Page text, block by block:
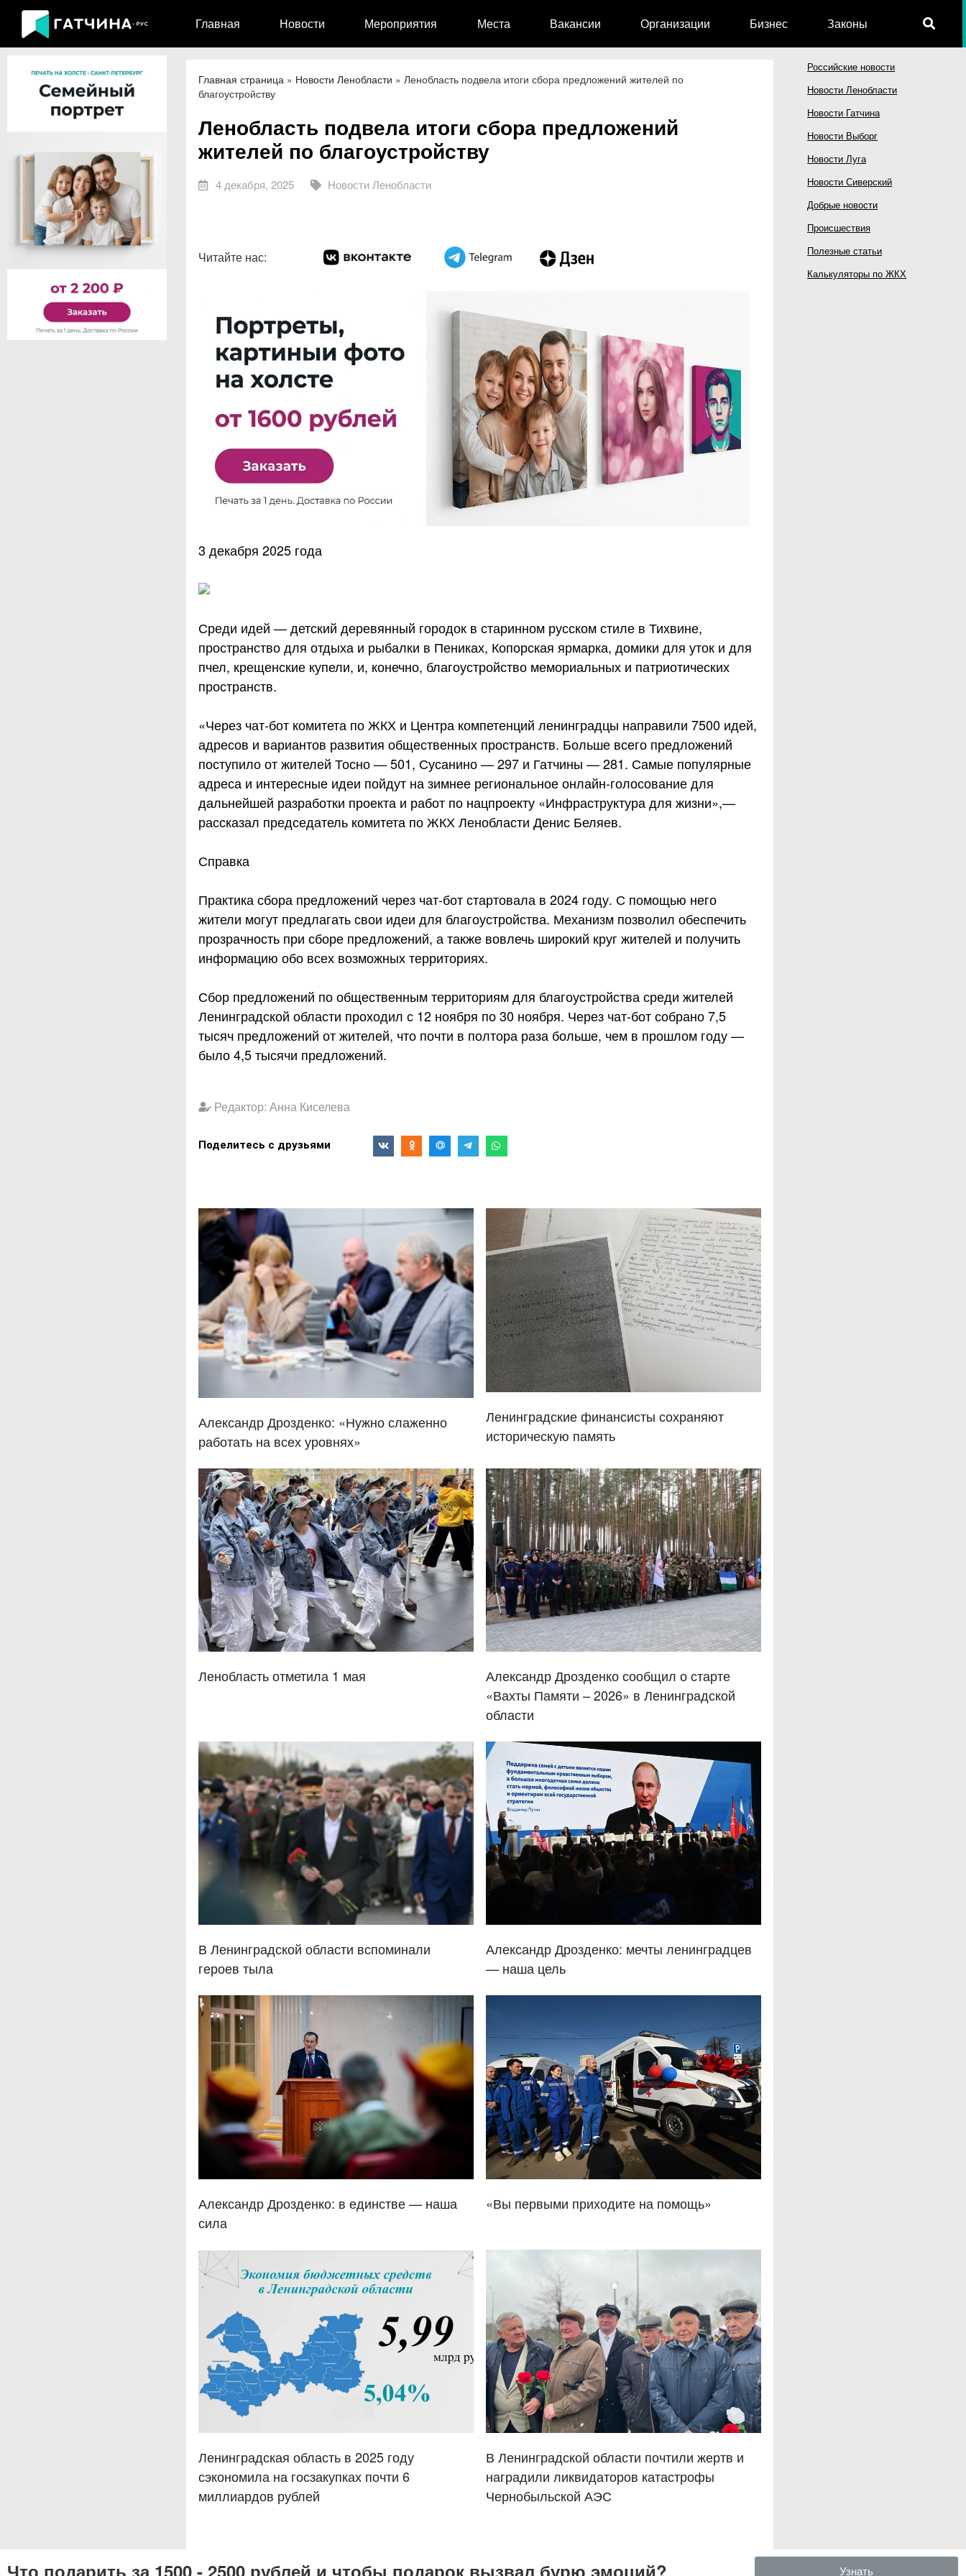
Главная Новости Мероприятия Места Вакансии Организации Бизнес Законы
Главная страница» Новости Ленобласти » Ленобласть подвела итоги сбора предложений жителей по
благоустройству
Ленобласть подвела итоги сбора предложений
жителей по благоустройству
4 декабря, 2025 Новости Ленобласти
Читайте нас:
3 декабря 2025 года
Среди идей — детский деревянный городок в старинном русском стиле в Тихвине,
пространство для отдыха и рыбалки в Пениках, Копорская ярмарка, домики для уток и для
пчел, крещенские купели, и, конечно, благоустройство мемориальных и патриотических
пространств.
«Через чат-бот комитета по ЖКХ и Центра компетенций ленинградцы направили 7500 идей,
адресов и вариантов развития общественных пространств. Больше всего предложений
поступило от жителей Тосно — 501, Сусанино — 297 и Гатчины — 281. Самые популярные
адреса и интересные идеи пойдут на зимнее региональное онлайн-голосование для
дальнейшей разработки проекта и работ по нацпроекту «Инфраструктура для жизни»,—
рассказал председатель комитета по ЖКХ Ленобласти Денис Беляев.
Справка
Практика сбора предложений через чат-бот стартовала в 2024 году. С помощью него
жители могут предлагать свои идеи для благоустройства. Механизм позволил обеспечить
прозрачность при сборе предложений, а также вовлечь широкий круг жителей и получить
информацию обо всех возможных территориях.
Сбор предложений по общественным территориям для благоустройства среди жителей
Ленинградской области проходил с 12 ноября по 30 ноября. Через чат-бот собрано 7,5
тысяч предложений от жителей, что почти в полтора раза больше, чем в прошлом году —
было 4,5 тысячи предложений.
Редактор: Анна Киселева
Поделитесь с друзьями
Российские новости
Новости Ленобласти
Новости Гатчина
Новости Выборг
Новости Луга
Новости Сиверский
Добрые новости
Происшествия
Полезные статьи
Калькуляторы по ЖКХ
Александр Дрозденко: «Нужно слаженно
работать на всех уровнях»
Ленинградские финансисты сохраняют
историческую память
Ленобласть отметила 1 мая
Александр Дрозденко сообщил о старте
«Вахты Памяти – 2026» в Ленинградской
области
В Ленинградской области вспоминали
героев тыла
Александр Дрозденко: мечты ленинградцев
— наша цель
Александр Дрозденко: в единстве — наша
сила
«Вы первыми приходите на помощь»
Ленинградская область в 2025 году
сэкономила на госзакупках почти 6
миллиардов рублей
В Ленинградской области почтили жертв и
наградили ликвидаторов катастрофы
Чернобыльской АЭС
Что подарить за 1500 - 2500 рублей и чтобы подарок вызвал бурю эмоций? Узнать